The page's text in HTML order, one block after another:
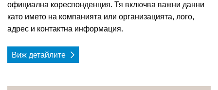
официална кореспонденция. Тя включва важни данни
като името на компанията или организацията, лого,
адрес и контактна информация.
Виж детайлите